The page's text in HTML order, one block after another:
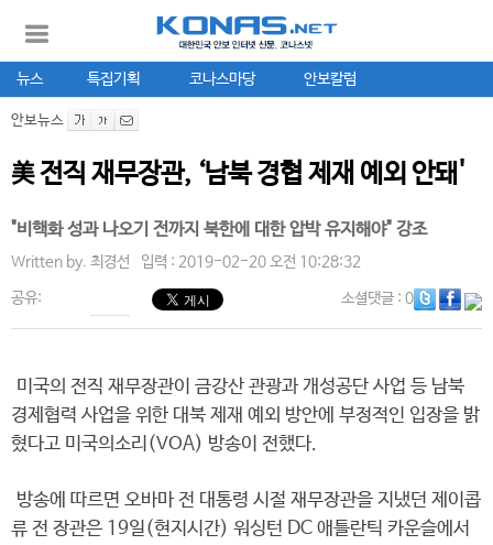
뉴스 특집기획 코나스마당 안보칼럼
안보뉴스
美 전직 재무장관, ‘남북 경협 제재 예외 안돼'
"비핵화 성과 나오기 전까지 북한에 대한 압박 유지해야" 강조
Written by. 최경선 입력 : 2019-02-20 오전 10:28:32
공유: 소셜댓글: 0
미국의 전직 재무장관이 금강산 관광과 개성공단 사업 등 남북
경제협력 사업을 위한 대북 제재 예외 방안에 부정적인 입장을 밝
혔다고 미국의소리(VOA) 방송이 전했다.
방송에 따르면 오바마 전 대통령 시절 재무장관을 지냈던 제이콥
류 전 장관은 19일(현지시간) 워싱턴 DC 애틀란틱 카운슬에서